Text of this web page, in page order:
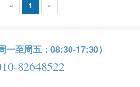
« 1 »
一至周五：08:30-17:30）
82648522